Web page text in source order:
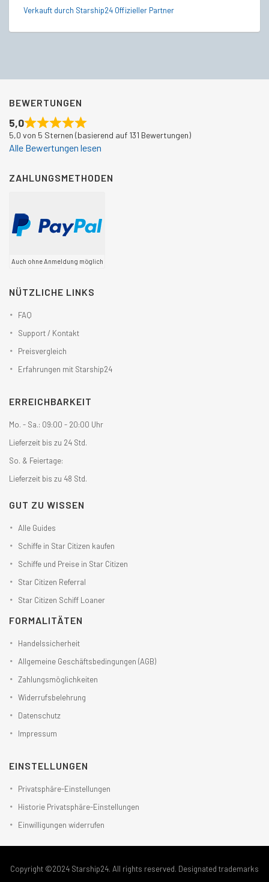
Verkauft durch Starship24 Offizieller Partner
BEWERTUNGEN
5,0
5,0 von 5 Sternen (basierend auf 131 Bewertungen)
Alle Bewertungen lesen
ZAHLUNGSMETHODEN
Auch ohne Anmeldung möglich
NÜTZLICHE LINKS
FAQ
Support / Kontakt
Preisvergleich
Erfahrungen mit Starship24
ERREICHBARKEIT
Mo. - Sa.: 09:00 - 20:00 Uhr
Lieferzeit bis zu 24 Std.
So. & Feiertage:
Lieferzeit bis zu 48 Std.
GUT ZU WISSEN
Alle Guides
Schiffe in Star Citizen kaufen
Schiffe und Preise in Star Citizen
Star Citizen Referral
Star Citizen Schiff Loaner
FORMALITÄTEN
Handelssicherheit
Allgemeine Geschäftsbedingungen (AGB)
Zahlungsmöglichkeiten
Widerrufsbelehrung
Datenschutz
Impressum
EINSTELLUNGEN
Privatsphäre-Einstellungen
Historie Privatsphäre-Einstellungen
Einwilligungen widerrufen
Copyright ©2024 Starship24. All rights reserved. Designated trademarks